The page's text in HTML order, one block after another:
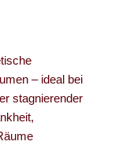
– ideal bei
stagnierender